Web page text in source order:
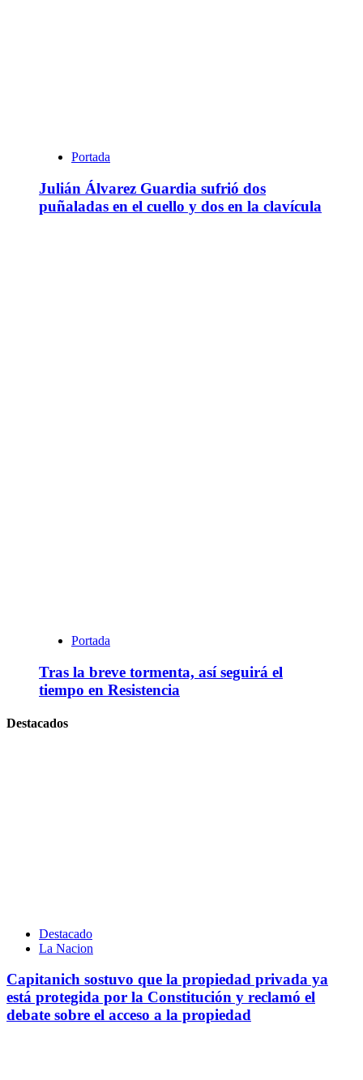
Portada
Julián Álvarez Guardia sufrió dos
puñaladas en el cuello y dos en la clavícula
Portada
Tras la breve tormenta, así seguirá el
tiempo en Resistencia
Destacados
Destacado
La Nacion
Capitanich sostuvo que la propiedad privada ya
está protegida por la Constitución y reclamó el
debate sobre el acceso a la propiedad